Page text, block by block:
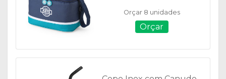
Orçar 8 unidades
Orçar